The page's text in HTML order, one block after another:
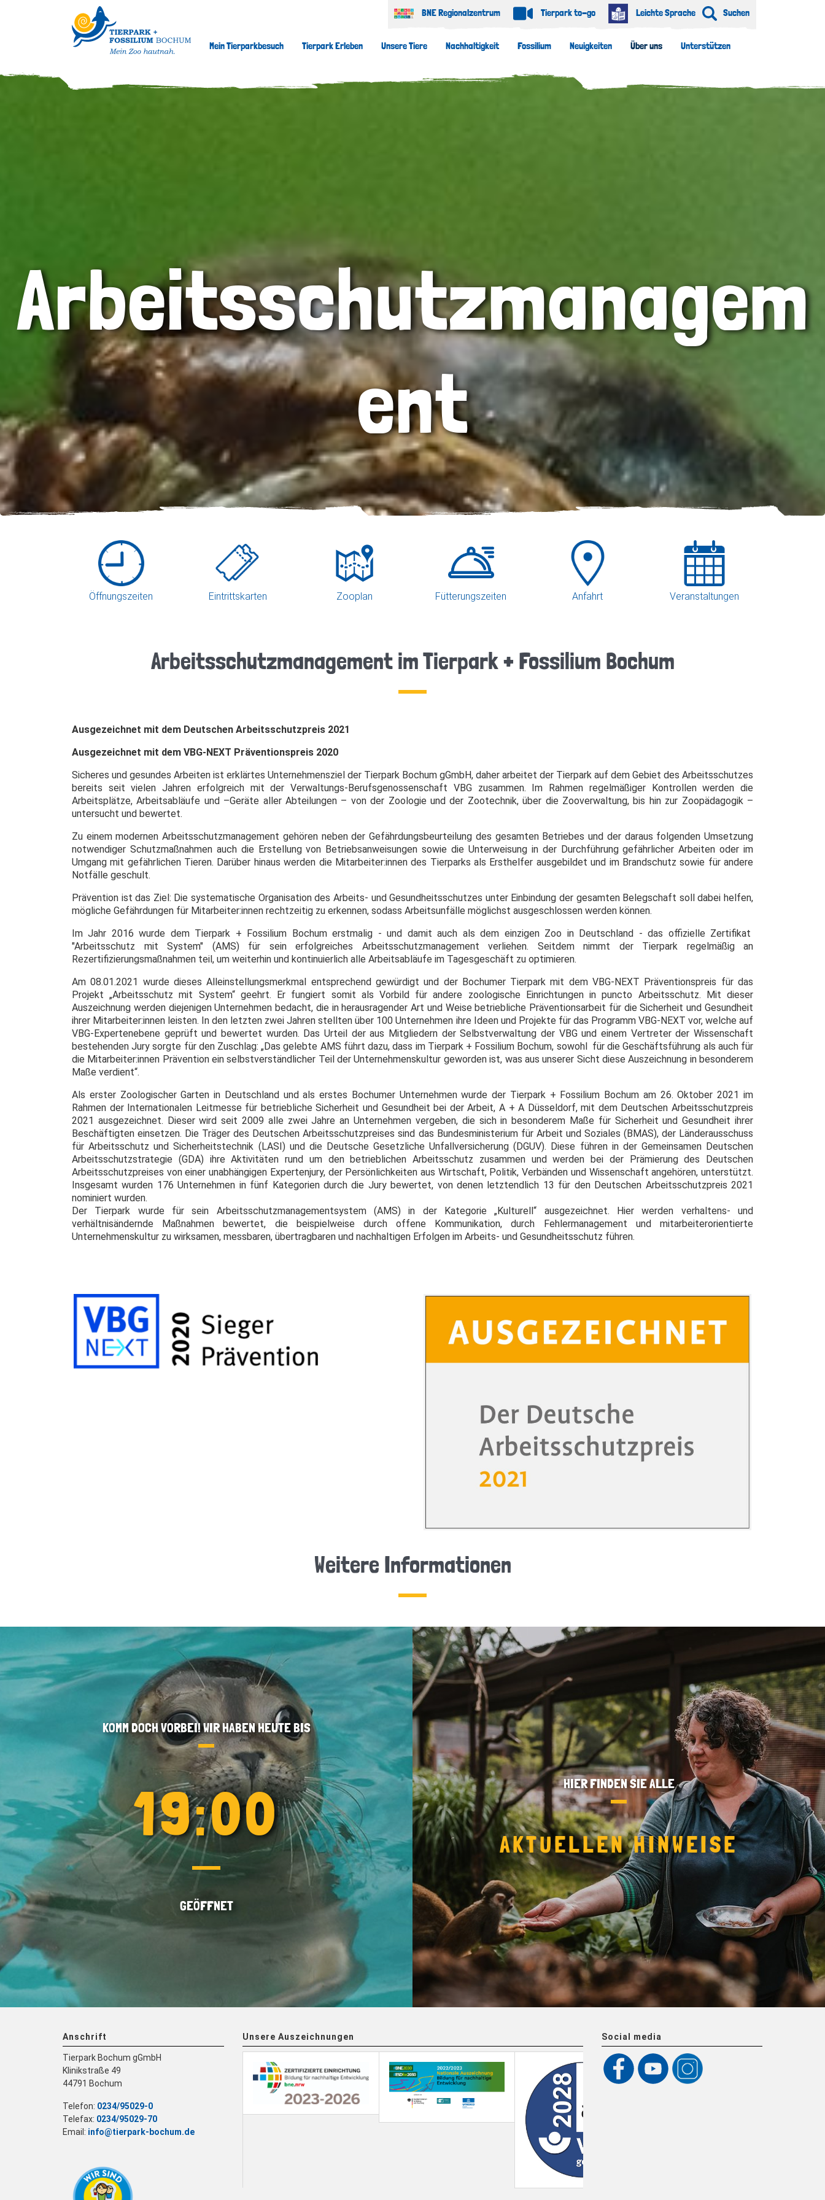
Mein Tierparkbesuch Tierpark Erleben Unsere Tiere Nachhaltigkeit Fossilium Neuigkeiten Über uns Unterstützen
BNE Regionalzentrum Tierpark to-go Leichte Sprache Suchen
Arbeitsschutzmanagem
ent
Öffnungszeiten Eintrittskarten Zooplan Fütterungszeiten Anfahrt Veranstaltungen
Arbeitsschutzmanagement im Tierpark + Fossilium Bochum
Ausgezeichnet mit dem Deutschen Arbeitsschutzpreis 2021
Ausgezeichnet mit dem VBG-NEXT Präventionspreis 2020
Sicheres und gesundes Arbeiten ist erklärtes Unternehmensziel der Tierpark Bochum gGmbH, daher arbeitet der Tierpark auf dem Gebiet des Arbeitsschutzes
bereits seit vielen Jahren erfolgreich mit der Verwaltungs-Berufsgenossenschaft VBG zusammen. Im Rahmen regelmäßiger Kontrollen werden die
Arbeitsplätze, Arbeitsabläufe und –Geräte aller Abteilungen – von der Zoologie und der Zootechnik, über die Zooverwaltung, bis hin zur Zoopädagogik –
untersucht und bewertet.
Zu einem modernen Arbeitsschutzmanagement gehören neben der Gefährdungsbeurteilung des gesamten Betriebes und der daraus folgenden Umsetzung
notwendiger Schutzmaßnahmen auch die Erstellung von Betriebsanweisungen sowie die Unterweisung in der Durchführung gefährlicher Arbeiten oder im
Umgang mit gefährlichen Tieren. Darüber hinaus werden die Mitarbeiter:innen des Tierparks als Ersthelfer ausgebildet und im Brandschutz sowie für andere
Notfälle geschult.
Prävention ist das Ziel: Die systematische Organisation des Arbeits- und Gesundheitsschutzes unter Einbindung der gesamten Belegschaft soll dabei helfen,
mögliche Gefährdungen für Mitarbeiter:innen rechtzeitig zu erkennen, sodass Arbeitsunfälle möglichst ausgeschlossen werden können.
Im Jahr 2016 wurde dem Tierpark + Fossilium Bochum erstmalig - und damit auch als dem einzigen Zoo in Deutschland - das offizielle Zertifikat
"Arbeitsschutz mit System" (AMS) für sein erfolgreiches Arbeitsschutzmanagement verliehen. Seitdem nimmt der Tierpark regelmäßig an
Rezertifizierungsmaßnahmen teil, um weiterhin und kontinuierlich alle Arbeitsabläufe im Tagesgeschäft zu optimieren.
Am 08.01.2021 wurde dieses Alleinstellungsmerkmal entsprechend gewürdigt und der Bochumer Tierpark mit dem VBG-NEXT Präventionspreis für das
Projekt „Arbeitsschutz mit System“ geehrt. Er fungiert somit als Vorbild für andere zoologische Einrichtungen in puncto Arbeitsschutz. Mit dieser
Auszeichnung werden diejenigen Unternehmen bedacht, die in herausragender Art und Weise betriebliche Präventionsarbeit für die Sicherheit und Gesundheit
ihrer Mitarbeiter:innen leisten. In den letzten zwei Jahren stellten über 100 Unternehmen ihre Ideen und Projekte für das Programm VBG-NEXT vor, welche auf
VBG-Expertenebene geprüft und bewertet wurden. Das Urteil der aus Mitgliedern der Selbstverwaltung der VBG und einem Vertreter der Wissenschaft
bestehenden Jury sorgte für den Zuschlag: „Das gelebte AMS führt dazu, dass im Tierpark + Fossilium Bochum, sowohl für die Geschäftsführung als auch für
die Mitarbeiter:innen Prävention ein selbstverständlicher Teil der Unternehmenskultur geworden ist, was aus unserer Sicht diese Auszeichnung in besonderem
Maße verdient“.
Als erster Zoologischer Garten in Deutschland und als erstes Bochumer Unternehmen wurde der Tierpark + Fossilium Bochum am 26. Oktober 2021 im
Rahmen der Internationalen Leitmesse für betriebliche Sicherheit und Gesundheit bei der Arbeit, A + A Düsseldorf, mit dem Deutschen Arbeitsschutzpreis
2021 ausgezeichnet. Dieser wird seit 2009 alle zwei Jahre an Unternehmen vergeben, die sich in besonderem Maße für Sicherheit und Gesundheit ihrer
Beschäftigten einsetzen. Die Träger des Deutschen Arbeitsschutzpreises sind das Bundesministerium für Arbeit und Soziales (BMAS), der Länderausschuss
für Arbeitsschutz und Sicherheitstechnik (LASI) und die Deutsche Gesetzliche Unfallversicherung (DGUV). Diese führen in der Gemeinsamen Deutschen
Arbeitsschutzstrategie (GDA) ihre Aktivitäten rund um den betrieblichen Arbeitsschutz zusammen und werden bei der Prämierung des Deutschen
Arbeitsschutzpreises von einer unabhängigen Expertenjury, der Persönlichkeiten aus Wirtschaft, Politik, Verbänden und Wissenschaft angehören, unterstützt.
Insgesamt wurden 176 Unternehmen in fünf Kategorien durch die Jury bewertet, von denen letztendlich 13 für den Deutschen Arbeitsschutzpreis 2021
nominiert wurden.
Der Tierpark wurde für sein Arbeitsschutzmanagementsystem (AMS) in der Kategorie „Kulturell“ ausgezeichnet. Hier werden verhaltens- und
verhältnisändernde Maßnahmen bewertet, die beispielweise durch offene Kommunikation, durch Fehlermanagement und mitarbeiterorientierte
Unternehmenskultur zu wirksamen, messbaren, übertragbaren und nachhaltigen Erfolgen im Arbeits- und Gesundheitsschutz führen.
Weitere Informationen
KOMM DOCH VORBEI! WIR HABEN HEUTE BIS
19:00
GEÖFFNET
HIER FINDEN SIE ALLE
AKTUELLEN HINWEISE
Anschrift
Tierpark Bochum gGmbH
Klinikstraße 49
44791 Bochum
Telefon: 0234/95029-0
Telefax: 0234/95029-70
Email: info@tierpark-bochum.de
Unsere Auszeichnungen Social media